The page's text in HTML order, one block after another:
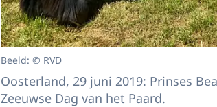
Beeld: © RVD
Oosterland, 29 juni 2019: Prinses
Zeeuwse Dag van het Paard.